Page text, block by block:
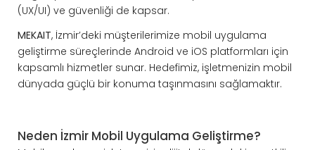
(UX/UI) ve güvenliği de kapsar.
MEKAIT, İzmir’deki müşterilerimize mobil uygulama
geliştirme süreçlerinde Android ve iOS platformları için
kapsamlı hizmetler sunar. Hedefimiz, işletmenizin mobil
dünyada güçlü bir konuma taşınmasını sağlamaktır.
Neden İzmir Mobil Uygulama Geliştirme?